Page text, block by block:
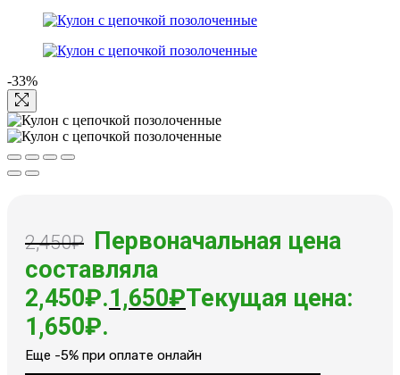
-33%
2,450₽ Первоначальная цена
составляла
2,450₽.1,650₽Текущая цена:
1,650₽.
Еще -5% при оплате онлайн